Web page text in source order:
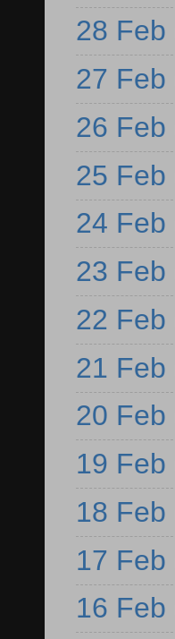
28 Feb
27 Feb
26 Feb
25 Feb
24 Feb
23 Feb
22 Feb
21 Feb
20 Feb
19 Feb
18 Feb
17 Feb
16 Feb